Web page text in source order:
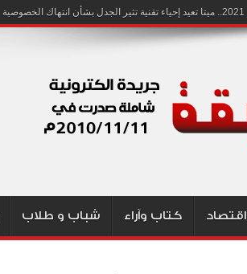
اقتصاد كتاب وآراء شباب و طلاب